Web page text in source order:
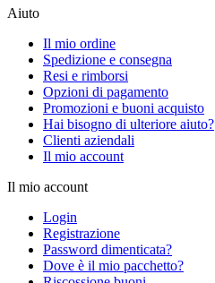
Aiuto
Il mio ordine
Spedizione e consegna
Resi e rimborsi
Opzioni di pagamento
Promozioni e buoni acquisto
Hai bisogno di ulteriore aiuto?
Clienti aziendali
Il mio account
Il mio account
Login
Registrazione
Password dimenticata?
Dove è il mio pacchetto?